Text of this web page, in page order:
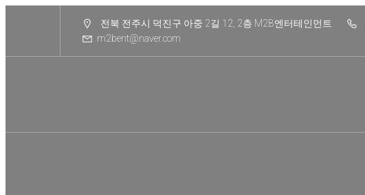
전북 전주시 덕진구 아중 2길 12, 2층 M2B엔터테인먼트
m2bent@naver.com